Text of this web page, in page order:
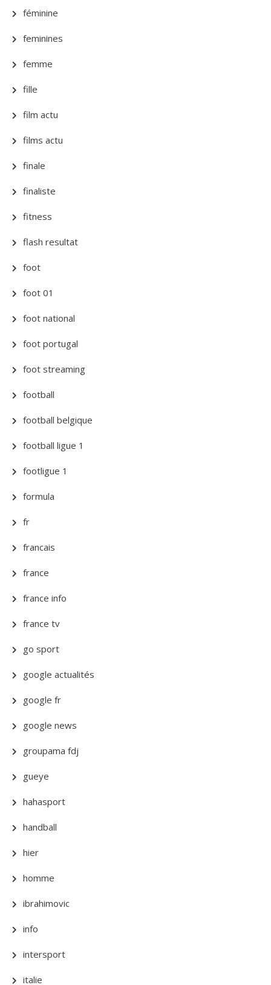
féminine
feminines
femme
fille
film actu
films actu
finale
finaliste
fitness
flash resultat
foot
foot 01
foot national
foot portugal
foot streaming
football
football belgique
football ligue 1
footligue 1
formula
fr
francais
france
france info
france tv
go sport
google actualités
google fr
google news
groupama fdj
gueye
hahasport
handball
hier
homme
ibrahimovic
info
intersport
italie